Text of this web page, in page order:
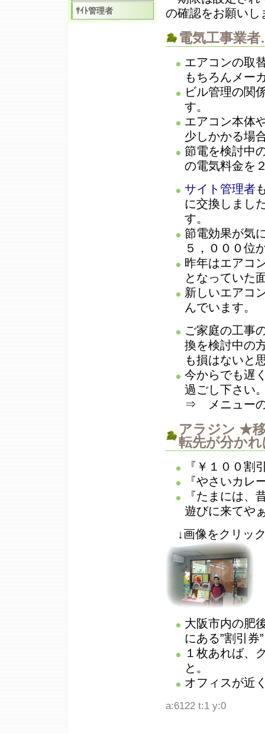
の確認をお願いし
電気工事業
エアコンの取
もちろんメー
ビル管理の関
す。
エアコン本体
少しかかる場
節電を検討中
の電気料金を
サイト管理者
に交換しまし
す。
節電効果が気
５，０００位
昨年はエアコ
となっていた
新しいエアコ
んでいます。
ご家庭の工事
換を検討中の
も損はないと
今からでも遅
過ごし下さい
⇒ メニュー
アラジン ★
転先が分か
『￥１００割
『やさいカレ
『たまには、
遊びに来てや
↓画像をクリッ
大阪市内の肥
にある”割引
１枚あれば
と。
オフィスが近
a:6122 t:1 y:0
ｻｲﾄ管理者